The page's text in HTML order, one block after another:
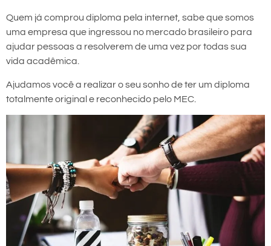
Quem já comprou diploma pela internet, sabe que somos
uma empresa que ingressou no mercado brasileiro para
ajudar pessoas a resolverem de uma vez por todas sua
vida acadêmica.
Ajudamos você a realizar o seu sonho de ter um diploma
totalmente original e reconhecido pelo MEC.